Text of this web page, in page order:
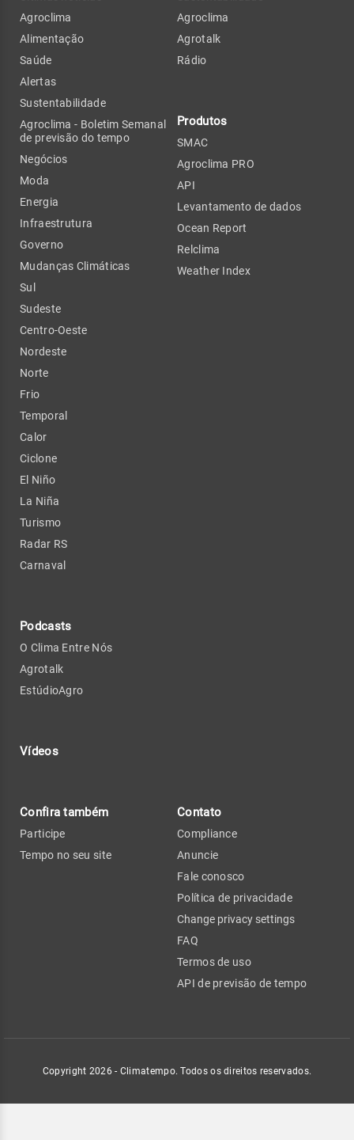
Agroclima
Alimentação
Saúde
Alertas
Sustentabilidade
Agroclima - Boletim Semanal
de previsão do tempo
Negócios
Moda
Energia
Infraestrutura
Governo
Mudanças Climáticas
Sul
Sudeste
Centro-Oeste
Nordeste
Norte
Frio
Temporal
Calor
Ciclone
El Niño
La Niña
Turismo
Radar RS
Carnaval
Podcasts
O Clima Entre Nós
Agrotalk
EstúdioAgro
Vídeos
Agroclima
Agrotalk
Rádio
Produtos
SMAC
Agroclima PRO
API
Levantamento de dados
Ocean Report
Relclima
Weather Index
Confira também
Participe
Tempo no seu site
Contato
Compliance
Anuncie
Fale conosco
Política de privacidade
Change privacy settings
FAQ
Termos de uso
API de previsão de tempo
Copyright 2026 - Climatempo. Todos os direitos reservados.